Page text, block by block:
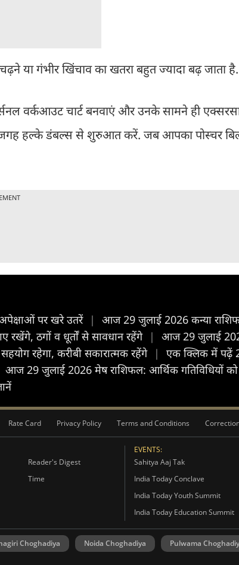
या गंभीर खिंचाव का खतरा बहुत ज्यादा बढ़ जाता है.
वर्कआउट चार्ट बनवाएं और उनके सामने ही
जगह हल्के डंबल्स से शुरुआत करें. जब आपका पोस्चर
पर खरे उतरें |
आज 29 जुलाई 2026 कन्या
ठगों व धूर्तों से सावधान रहेंगे |
आज 29 जुलाई
रहेगा, करीबी सकारात्मक रहेंगे | एक क्लिक में पढ़ें
आज 29 जुलाई 2026 मेष राशिफल: आर्थिक गतिविधियों को
Rate Card Privacy Policy Terms and Conditions
Reader's Digest
Time
EVENTS:
Sahitya Aaj Tak
India Today Conclave
India Today Youth Summit
India Today Education Summit
Choghadiya Noida Choghadiya Pulwama